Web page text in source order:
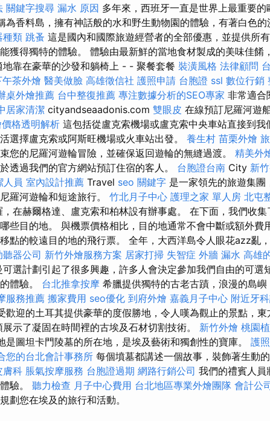
關鍵字搜尋 漏水 原因 多年來，西班牙一直是世界上最重要的
為香料島，擁有神話般的水和野生動物園的體驗，有著白色的
種類 跳蚤 這是國內和國際旅遊經營者的全部優惠，並提供所
獲得獨特的體驗。 體驗由最新鮮的當地食材製成的美味佳餚
靠在豪華的沙發和躺椅上 - - 聚餐套餐 裝潢風格 法律顧問
午茶外燴 醫美做臉 高雄徵信社 護照申請 台胞證 ssl 數位行銷
桌外燴推薦 台中整復推薦 專注數據分析的SEO專家 非常適合
居家清潔 cityandseaadonis.com 雙眼皮 在線預訂尼羅河遊
格透明解析 這包括從盧克索機場或盧克索中央車站直接到我
選擇盧克索或阿斯旺機場或火車站出發。 養生村 苗栗外燴
您的尼羅河遊輪冒險，並確保返回遊輪的無縫過渡。 精美外
透過我們的官方網站預訂住宿的客人。 台胞證台南 City 新
人員 室內設計推薦 Travel seo 關鍵字 是一家領先的旅遊集團
羅河遊輪和短途旅行。 竹北月子中心 護理之家 單人房 北屯
在赫爾格達、盧克索和柏林設有辦事處。 在下面，我們收集
些目的地。 與機票價格相比，目的地通常不會中斷或額外費
點的較遠目的地的飛行票。 全年，大西洋島令人眼花azz亂
聽器公司 新竹外燴服務方案 居家打掃 失智症 外牆 漏水 高雄
選計劃引起了很多興趣，許多人會決定參加我們自由的可選
體驗。 台北推拿按摩 希臘提供獨特的古老古蹟，浪漫的島嶼
服務推薦 搬家費用 seo優化 到府外燴 嘉義月子中心 附近牙
歡迎的土耳其提供豪華的度假勝地，令人嘆為觀止的景點，東
示了凝固在時間裡的古埃及石材切割技術。 新竹外燴 桃園
是圖坦卡門陵墓的所在地，是埃及藝術和獨創性的寶庫。 護
您的台北會計事務所 每個墳墓都講述一個故事，裝飾著生動
膚科 脹氣按摩服務 台胞證過期 網路行銷公司 我們的禮賓人員
驗。 聽力檢查 月子中心費用 台北地區專業外燴團隊 會計公
劃您在埃及的旅行和活動。